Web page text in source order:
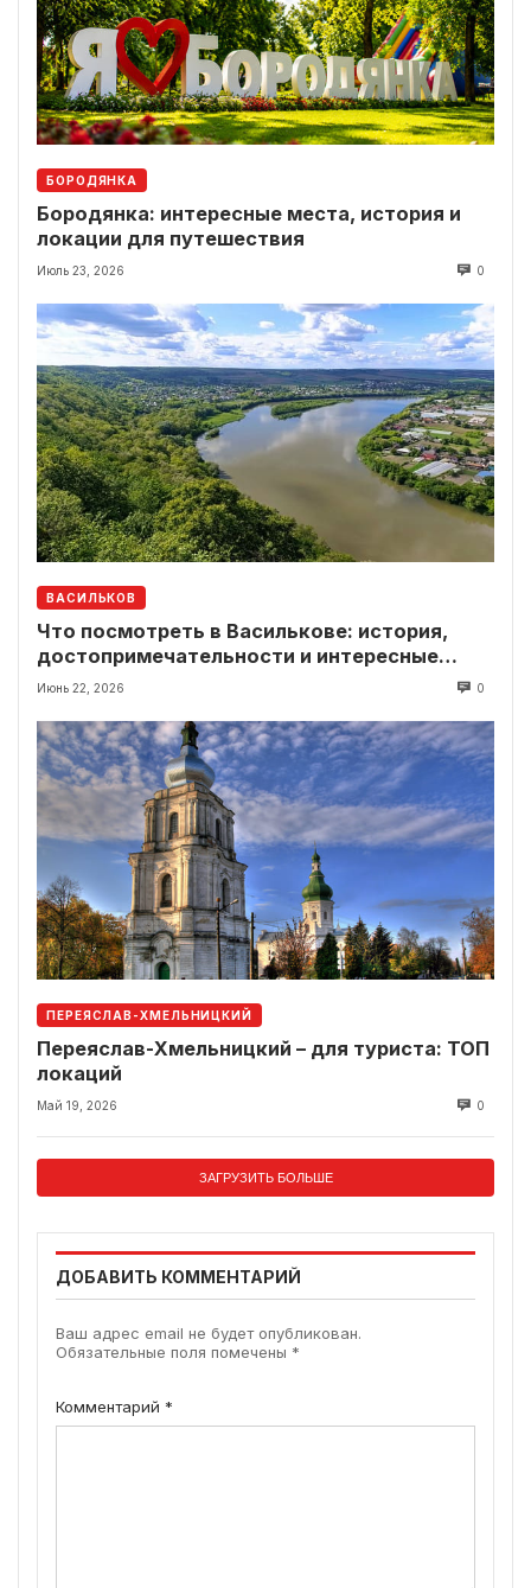
БОРОДЯНКА
Бородянка: интересные места, история и
локации для путешествия
Июль 23, 2026 0
ВАСИЛЬКОВ
Что посмотреть в Василькове: история,
достопримечательности и интересные
локации рядом
Июнь 22, 2026 0
ПЕРЕЯСЛАВ-ХМЕЛЬНИЦКИЙ
Переяслав-Хмельницкий – для туриста: ТОП
локаций
Май 19, 2026 0
ЗАГРУЗИТЬ БОЛЬШЕ
ДОБАВИТЬ КОММЕНТАРИЙ
Ваш адрес email не будет опубликован.
Обязательные поля помечены *
Комментарий *